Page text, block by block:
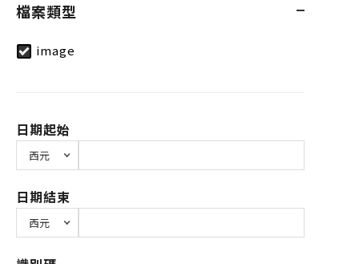
檔案類型
image
日期起始
日期結束